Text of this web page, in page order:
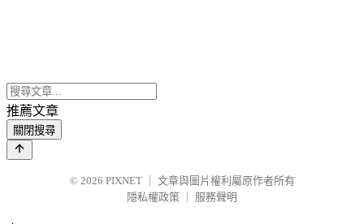
推薦文章
關閉搜尋
© 2026 PIXNET
文章與圖片權利屬原作者所有
隱私權政策
服務聲明